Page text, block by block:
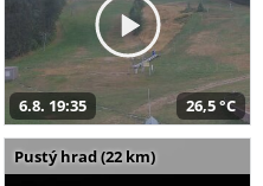
6.8. 19:35 26,5 °C
Pustý hrad (22 km)